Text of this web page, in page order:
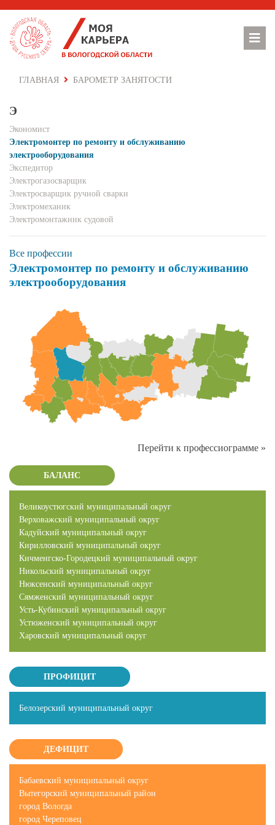
ГЛАВНАЯ БАРОМЕТР ЗАНЯТОСТИ
Э
Экономист
Электромонтер по ремонту и обслуживанию
электрооборудования
Экспедитор
Электрогазосварщик
Электросварщик ручной сварки
Электромеханик
Электромонтажник судовой
Все профессии
Электромонтер по ремонту и обслуживанию
электрооборудования
Перейти к профессиограмме »
БАЛАНС
Великоустюгский муниципальный округ
Верховажский муниципальный округ
Кадуйский муниципальный округ
Кирилловский муниципальный округ
Кичменгско-Городецкий муниципальный округ
Никольский муниципальный округ
Нюксенский муниципальный округ
Сямженский муниципальный округ
Усть-Кубинский муниципальный округ
Устюженский муниципальный округ
Харовский муниципальный округ
ПРОФИЦИТ
Белозерский муниципальный округ
ДЕФИЦИТ
Бабаевский муниципальный округ
Вытегорский муниципальный район
город Вологда
город Череповец